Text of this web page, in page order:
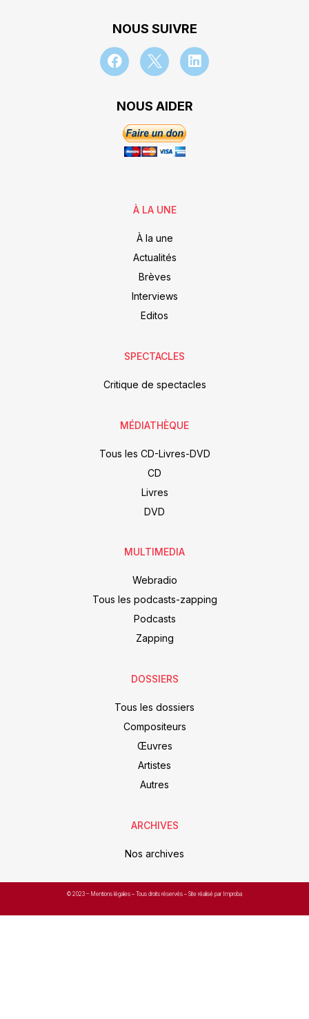
NOUS SUIVRE
NOUS AIDER
À LA UNE
À la une
Actualités
Brèves
Interviews
Editos
SPECTACLES
Critique de spectacles
MÉDIATHÈQUE
Tous les CD-Livres-DVD
CD
Livres
DVD
MULTIMEDIA
Webradio
Tous les podcasts-zapping
Podcasts
Zapping
DOSSIERS
Tous les dossiers
Compositeurs
Œuvres
Artistes
Autres
ARCHIVES
Nos archives
© 2023 – Mentions légales – Tous droits réservés – Site réalisé par Improba